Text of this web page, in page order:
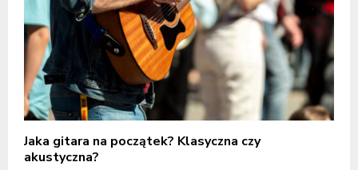
Jaka gitara na początek? Klasyczna czy
akustyczna?